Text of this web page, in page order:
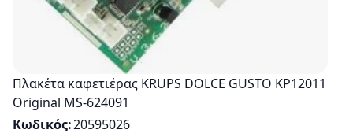
Πλακέτα καφετιέρας KRUPS DOLCE GUSTO KP12011
Original MS-624091
Κωδικός 20595026